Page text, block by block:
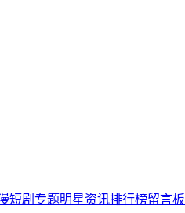
短剧 专题明星资讯排行榜留言板